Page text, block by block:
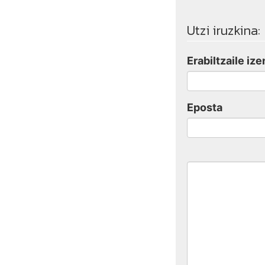
Utzi iruzkina:
Erabiltzaile
Eposta